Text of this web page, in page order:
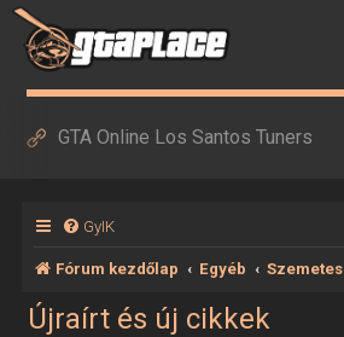
GTA Online Los Santos Tuners
GyIK
Fórum kezdőlap Egyéb Szemetes
Újraírt és új cikkek